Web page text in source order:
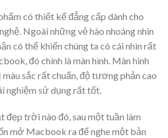
có thiết kế đẳng cấp dành cho
Ngoài những vẻ hào nhoáng nhìn
có thể khiến chúng ta có cái nhìn rất
đó chính là màn hình. Màn hình
sắc rất chuẩn, độ tương phản cao
nghiệm sử dụng rất tốt.
đẹp trời nào đó, sau một tuần làm
mở Macbook ra để nghe một bản